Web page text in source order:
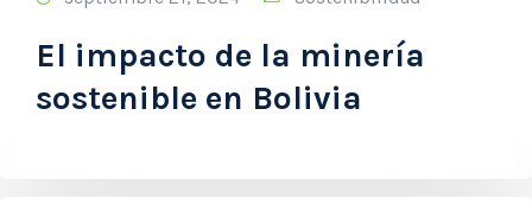
septiembre 21, 2024 Sostenibilidad
El impacto de la minería
sostenible en Bolivia